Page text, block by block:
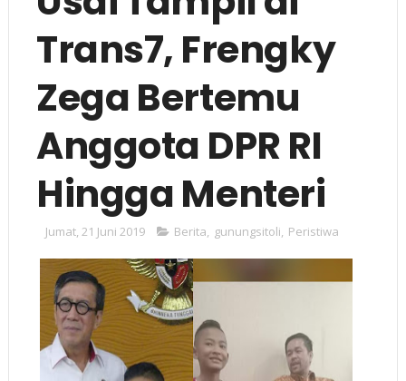
Trans7, Frengky
Zega Bertemu
Anggota DPR RI
Hingga Menteri
Jumat, 21 Juni 2019 Berita, gunungsitoli, Peristiwa